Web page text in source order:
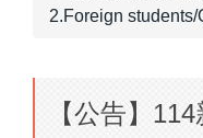
2.Foreign students/
【公告】